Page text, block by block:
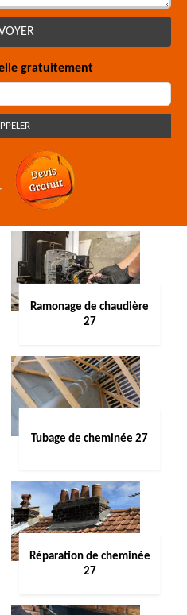
gratuitement
Ramonage de chaudière
27
Tubage de cheminée 27
Réparation de cheminée
27